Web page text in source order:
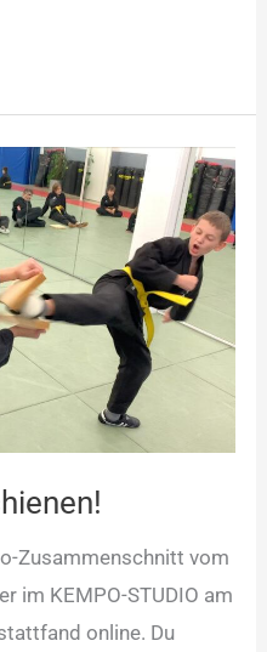
Zusammenschnitt vom
im KEMPO-STUDIO am
online. Du